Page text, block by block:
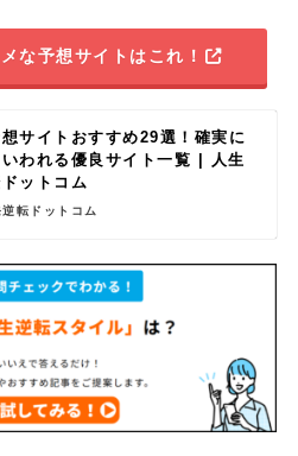
な予想サイトはこれ！
サイトおすすめ29選！確実に
われる優良サイト一覧 | 人生
ットコム
転ドットコム